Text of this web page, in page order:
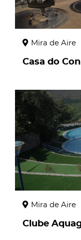
Mira de Aire
Casa do
page
Mira de Aire
Clube